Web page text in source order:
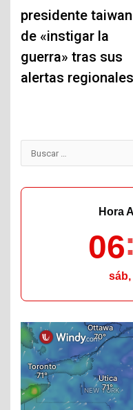
entradas
presidente
de «instigar la
guerra» tras sus
alertas regionales
Buscar:
Hora
06